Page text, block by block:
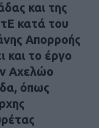
και της
κατά του
Απορροής
και το έργο
Αχελώο
όπως